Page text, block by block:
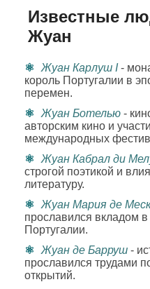
Известные
Жуан
Жуан Карлуш I-
король Португалии в
перемен.
Жуан Ботелью -
авторским кино и
международных
Жуан Кабрал ди
строгой поэтикой и
литературу.
Жуан Мария де
прославился вкладом
Португалии.
Жуан де Барруш -
прославился трудами
открытий.